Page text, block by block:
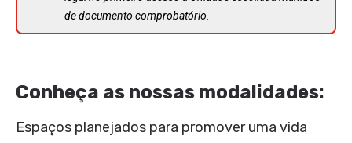
de documento comprobatório.
Conheça as nossas modalidades:
Espaços planejados para promover uma vida